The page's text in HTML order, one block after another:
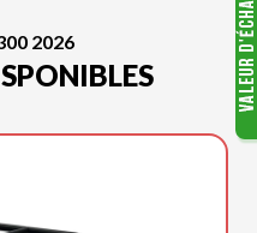
2026